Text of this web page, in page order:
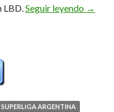
LBD. Seguir leyendo Saldo
→
SUPERLIGA ARGENTINA